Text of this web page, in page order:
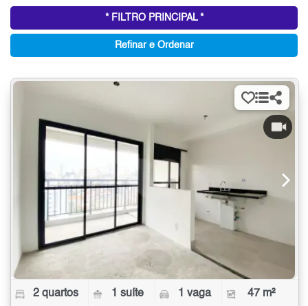
* FILTRO PRINCIPAL *
Refinar e Ordenar
2 quartos 1 suíte 1 vaga 47 m²